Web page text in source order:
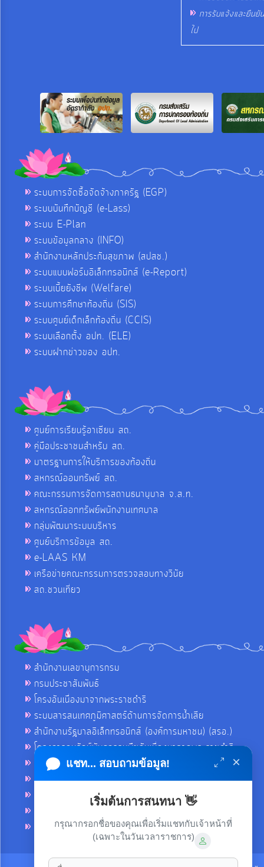
การรับแจ้งและยืน
ไป
ระบบการจัดซื้อจัดจ้างภาครัฐ (EGP)
ระบบบันทึกบัญชี (e-Lass)
ระบบ E-Plan
ระบบข้อมูลกลาง (INFO)
สำนักงานหลักประกันสุขภาพ (สปสช.)
ระบบแบบฟอร์มอิเล็กทรอนิกส์ (e-Report)
ระบบเบี้ยยังชีพ (Welfare)
ระบบการศึกษาท้องถิ่น (SIS)
ระบบศูนย์เด็กเล็กท้องถิ่น (CCIS)
ระบบเลือกตั้ง อปท. (ELE)
ระบบฝากข่าวของ อปท.
ศูนย์การเรียนรู้อาเซียน สถ.
คู่มือประชาชนสำหรับ สถ.
มาตรฐานการให้บริการของท้องถิ่น
สหกรณ์ออมทรัพย์ สถ.
คณะกรรมการจัดการสถานธนานุบาล จ.ส.ท.
สหกรณ์ออกทรัพย์พนักงานเทศบาล
กลุ่มพัฒนาระบบบริหาร
ศูนย์บริการข้อมูล สถ.
e-LAAS KM
เครือข่ายคณะกรรมการตรวจสอบทางวินัย
สถ.ชวนเที่ยว
สำนักงานเลขานุการกรม
กรมประชาสัมพันธ์
โครงอันเนื่องมาจากพระราชดำริ
ระบบสารสนเทศภูมิศาสตร์ด้านการจัดการน้ำเสีย
สำนักงานรัฐบาลอิเล็กทรอนิกส์ (องค์การมหาชน) (สรอ.)
โครงการอนุรักษ์พันธุกรรมพืชอันเนื่องมาจากพระราชดำริ
คลังข่าวมหาไทย
คู่มือตาม พ.ร.บ.อำนวยความสดวกฯ
ฐานข้อมูลหน่วยงานภาครัฐ (INFO)
ศูนย์อำนวยการบริหารจังหวัดชายแดนภาคใต้ ศอ.บต.
แชท... สอบถามข้อมูล! ×
เริ่มต้นการสนทนา 👋
กรุณากรอกชื่อของคุณเพื่อเริ่มแชทกับเจ้าหน้าที่
(เฉพาะในวันเวลาราชการ)